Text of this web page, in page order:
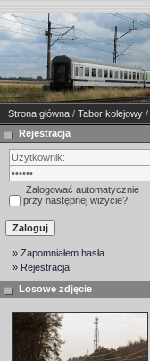
Strona główna / Tabor kolejowy /
Rejestracja
Zalogować automatycznie
przy następnej wizycie?
» Zapomniałem hasła
» Rejestracja
Losowe zdjęcie